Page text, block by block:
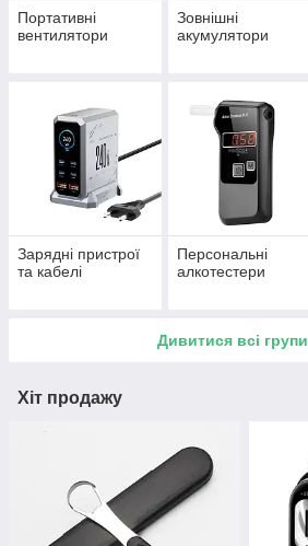
Портативні
вентилятори
Зовнішні
акумулятори
Зарядні пристрої
та кабелі
Персональні
алкотестери
Дивитися всі групи
Хіт продажу